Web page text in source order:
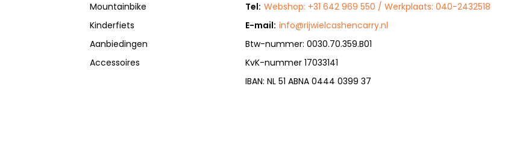
Mountainbike
Kinderfiets
Aanbiedingen
Accessoires
Tel: Webshop: +31 642 969 550 / Werkplaats: 040-2432518
E-mail: info@rijwielcashencarry.nl
Btw-nummer: 0030.70.359.B01
KvK-nummer 17033141
IBAN: NL 51 ABNA 0444 0399 37